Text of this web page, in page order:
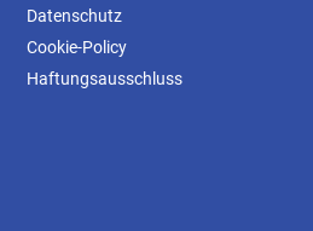
Datenschutz
Cookie-Policy
Haftungsausschluss